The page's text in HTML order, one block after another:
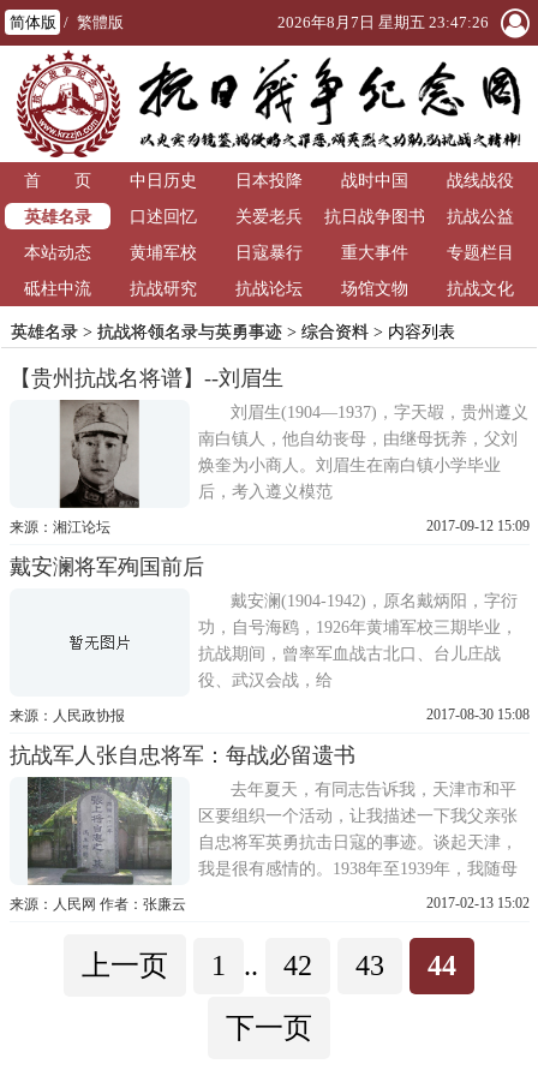
简体版 / 繁體版 2026年8月7日 星期五 23:47:26
首 页 中日历史 日本投降 战时中国
战线战役
英雄名录
口述回忆 关爱老兵
抗日战争图书
馆
抗战公益
本站动态
黄埔军校 日寇暴行 重大事件
专题栏目
砥柱中流
抗战研究 抗战论坛 场馆文物 抗战文化
英雄名录> 抗战将领名录与英勇事迹> 综合资料> 内容列表
【贵州抗战名将谱】--刘眉生
刘眉生(1904―1937)，字天嘏，贵州遵义
南白镇人，他自幼丧母，由继母抚养，父刘
焕奎为小商人。刘眉生在南白镇小学毕业
后，考入遵义模范
来源：湘江论坛 2017-09-12 15:09
戴安澜将军殉国前后
戴安澜(1904-1942)，原名戴炳阳，字衍
功，自号海鸥，1926年黄埔军校三期毕业，
抗战期间，曾率军血战古北口、台儿庄战
役、武汉会战，给
来源：人民政协报 2017-08-30 15:08
抗战军人张自忠将军：每战必留遗书
去年夏天，有同志告诉我，天津市和平
区要组织一个活动，让我描述一下我父亲张
自忠将军英勇抗击日寇的事迹。谈起天津，
我是很有感情的。1938年至1939年，我随母
亲、哥嫂与叔叔一家在成都道住过一段时
来源：人民网 作者：张廉云 2017-02-13 15:02
上一页 1 .. 42 43
44
下一页